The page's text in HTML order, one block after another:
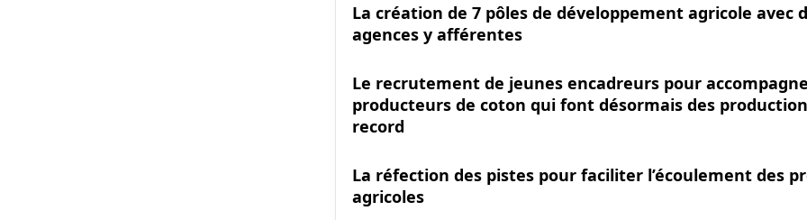
La création de 7 pôles de développement agricole avec
agences y afférentes
Le recrutement de jeunes encadreurs pour
producteurs de coton qui font désormais des
record
La réfection des pistes pour faciliter l’écoulement des
agricoles